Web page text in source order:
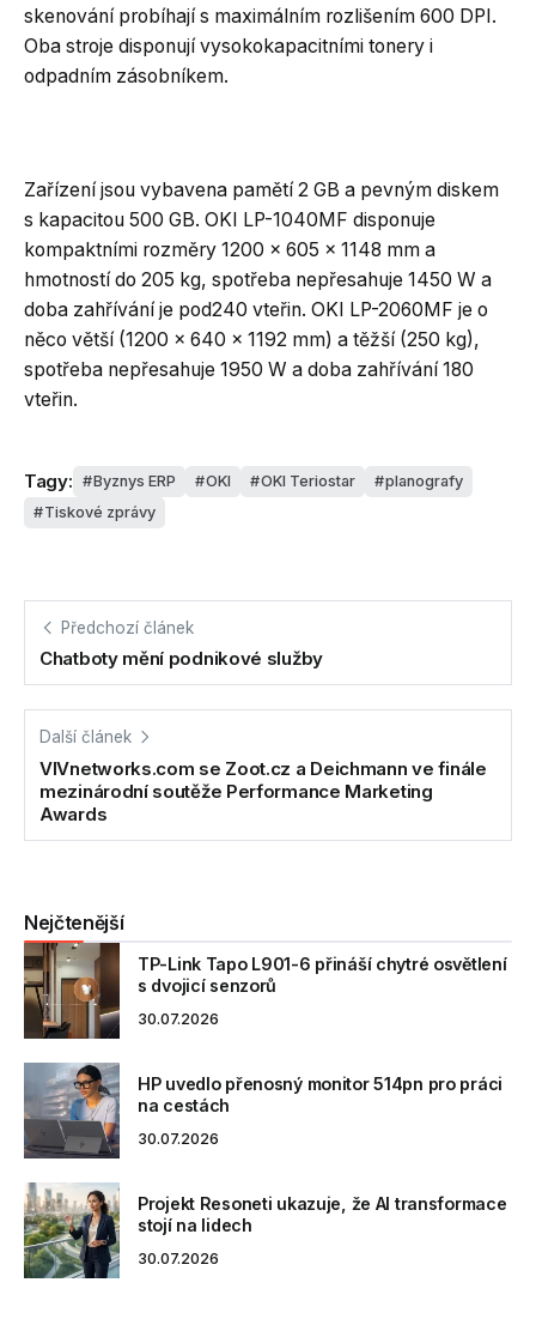
skenování probíhají s maximálním rozlišením 600 DPI.
Oba stroje disponují vysokokapacitními tonery i
odpadním zásobníkem.
Zařízení jsou vybavena pamětí 2 GB a pevným diskem
s kapacitou 500 GB. OKI LP-1040MF disponuje
kompaktními rozměry 1200 x 605 x 1148 mm a
hmotností do 205 kg, spotřeba nepřesahuje 1450 W a
doba zahřívání je pod240 vteřin. OKI LP-2060MF je o
něco větší (1200 x 640 x 1192 mm) a těžší (250 kg),
spotřeba nepřesahuje 1950 W a doba zahřívání 180
vteřin.
Tagy: Byznys ERP OKI OKI Teriostar
planografy
Tiskové zprávy
Předchozí článek
Chatboty mění podnikové služby
Další článek
VIVnetworks.com se Zoot.cz a Deichmann ve finále
mezinárodní soutěže Performance Marketing
Awards
Nejčtenější
TP-Link Tapo L901-6 přináší chytré osvětlení
s dvojicí senzorů
30.07.2026
HP uvedlo přenosný monitor 514pn pro práci
na cestách
30.07.2026
Projekt Resoneti ukazuje, že AI transformace
stojí na lidech
30.07.2026